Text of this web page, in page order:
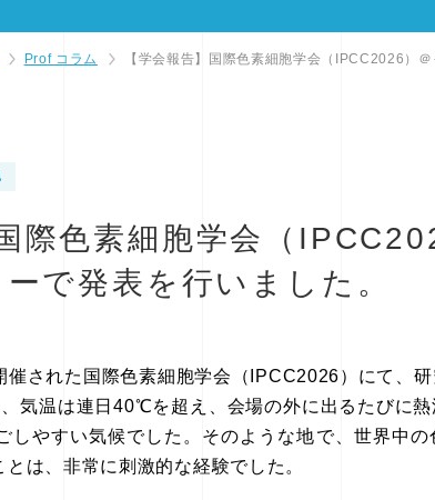
Prof コラム 【学会報告】国際色素細胞学会（IPCC2026）
際色素細胞学会（
で発表を行いました。
催された国際色素細胞学会（IPCC2026）にて、研
気温は連日40℃を超え、会場の外に出るたびに
しやすい気候でした。そのような地で、世界中の
は、非常に刺激的な経験でした。